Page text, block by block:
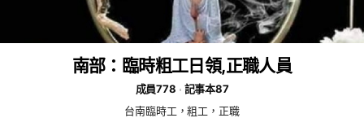
南部：臨時粗工日領,正職人員
成員778
記事本87
台南臨時工，粗工，正職